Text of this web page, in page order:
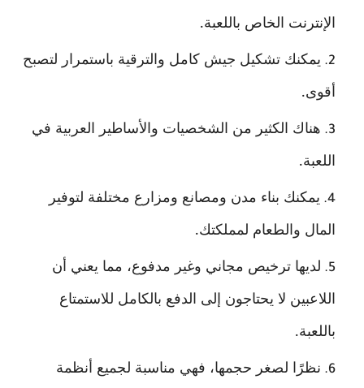
الإنترنت الخاص باللعبة.
يمكنك تشكيل جيش كامل والترقية باستمرار لتصبح
أقوى.
هناك الكثير من الشخصيات والأساطير العربية في
اللعبة.
يمكنك بناء مدن ومصانع ومزارع مختلفة لتوفير
المال والطعام لمملكتك.
لديها ترخيص مجاني وغير مدفوع، مما يعني أن
اللاعبين لا يحتاجون إلى الدفع بالكامل للاستمتاع
باللعبة.
نظرًا لصغر حجمها، فهي مناسبة لجميع أنظمة